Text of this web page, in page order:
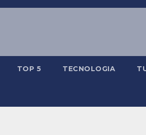
TOP 5 TECNOLOGIA